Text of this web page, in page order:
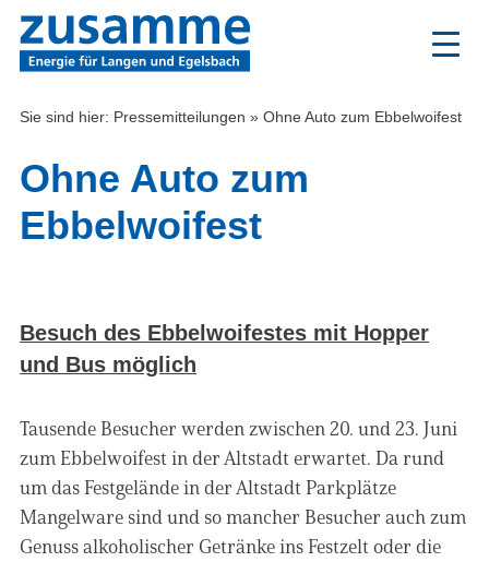
Zum
Inhalt
Sie sind hier: Pressemitteilungen » Ohne Auto zum Ebbelwoifest
Ohne Auto zum
Ebbelwoifest
Besuch des Ebbelwoifestes mit Hopper
und Bus möglich
Tausende Besucher werden zwischen 20. und 23. Juni
zum Ebbelwoifest in der Altstadt erwartet. Da rund
um das Festgelände in der Altstadt Parkplätze
Mangelware sind und so mancher Besucher auch zum
Genuss alkoholischer Getränke ins Festzelt oder die